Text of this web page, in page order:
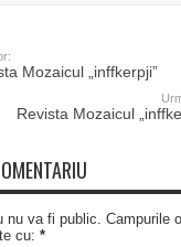
Mozaicul „inffkerpji”
Revista Mozaicul
nu va fi public. Campurile
cu: *